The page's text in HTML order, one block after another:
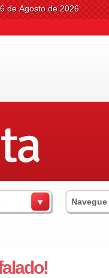
de Agosto de 2026